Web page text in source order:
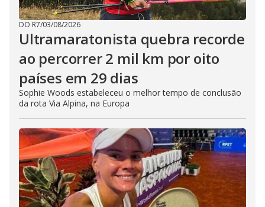
DO R7/03/08/2026
Ultramaratonista quebra recorde
ao percorrer 2 mil km por oito
países em 29 dias
Sophie Woods estabeleceu o melhor tempo de conclusão
da rota Via Alpina, na Europa